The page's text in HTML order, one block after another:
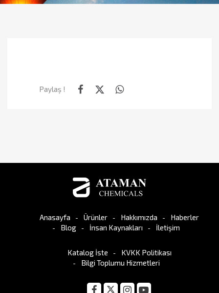
Paylaş !
Anasayfa Ürünler Hakkımızda
Haberler
Blog
İnsan Kaynakları İletişim
Katalog İste
KVKK Politikası
Bilgi Toplumu Hizmetleri